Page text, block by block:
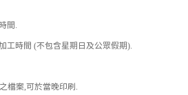
間.
工時間 (不包含星期日及公眾假期).
檔案,可於當晚印刷.